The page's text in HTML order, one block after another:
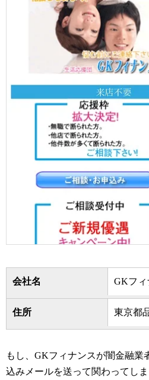
会社名 GKフィ
住所 東京都
もし、GKフィナンスが闇金融業
込みメールを送って関わってし